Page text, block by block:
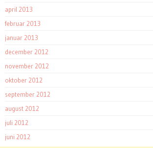
april 2013
februar 2013
januar 2013
december 2012
november 2012
oktober 2012
september 2012
august 2012
juli 2012
juni 2012